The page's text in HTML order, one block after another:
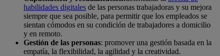
habilidades digitales de las personas trabajadoras y su mejora
siempre que sea posible, para permitir que los empleados se
sientan cómodos en su condición de trabajadores a domicilio
y en remoto.
Gestión de las personas: promover una gestión basada en la
empatía, la flexibilidad, la agilidad y la creatividad.